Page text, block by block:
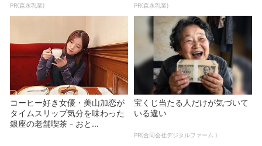
PR(森永乳業) PR(森永乳業)
コーヒー好き女優・美山加恋が
タイムスリップ気分を味わった
銀座の老舗喫茶 - おと...
宝くじ当たる人だけが気づいて
いる違い
PR(合同会社デジタルファーム )